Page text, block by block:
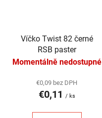
Víčko Twist 82 černé
RSB paster
Momentálně nedostupné
€0,09 bez DPH
€0,11 / ks